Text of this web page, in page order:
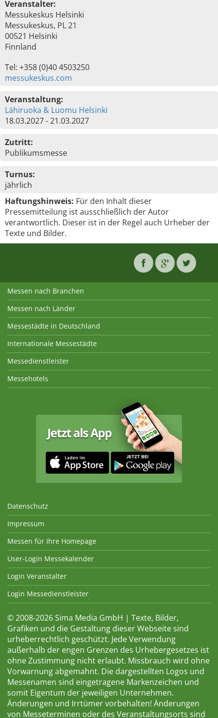
Veranstalter:
Messukeskus Helsinki
Messukeskus, PL 21
00521 Helsinki
Finnland
Tel: +358 (0)40 4503250
messukeskus.com
Veranstaltung:
Lähiruoka & Luomu Helsinki
18.03.2027 - 21.03.2027
Zutritt:
Publikumsmesse
Turnus:
jährlich
Haftungshinweis: Für den Inhalt dieser
Pressemitteilung ist ausschließlich der Autor
verantwortlich. Dieser ist in der Regel auch Urheber der
Texte und Bilder.
Messen nach Branchen
Messen nach Länder
Messestädte in Deutschland
Internationale Messestädte
Messedienstleister
Messehotels
Datenschutz
Impressum
Messen für Ihre Homepage
User-Login Messekalender
Login Veranstalter
Login Messedienstleister
© 2008-2026 Sima Media GmbH | Texte, Bilder,
Grafiken und die Gestaltung dieser Webseite sind
urheberrechtlich geschützt. Jede Verwendung
außerhalb der engen Grenzen des Urhebergesetzes ist
ohne Zustimmung nicht erlaubt. Missbrauch wird ohne
Vorwarnung abgemahnt. Die dargestellten Logos und
Messenamen sind eingetragene Markenzeichen und
somit Eigentum der jeweiligen Unternehmen.
Änderungen und Irrtümer vorbehalten! Änderungen
von Messeterminen oder des Veranstaltungsorts sind